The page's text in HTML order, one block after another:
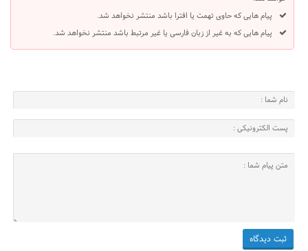
پیام هایی که حاوی تهمت یا افترا باشد منتشر نخواهد شد.
پیام هایی که به غیر از زبان فارسی یا غیر مرتبط باشد منتشر نخواهد شد.